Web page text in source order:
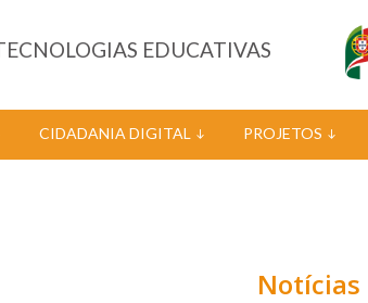
EDUCATIVAS
CIDADANIA DIGITAL PROJETOS
Notícias